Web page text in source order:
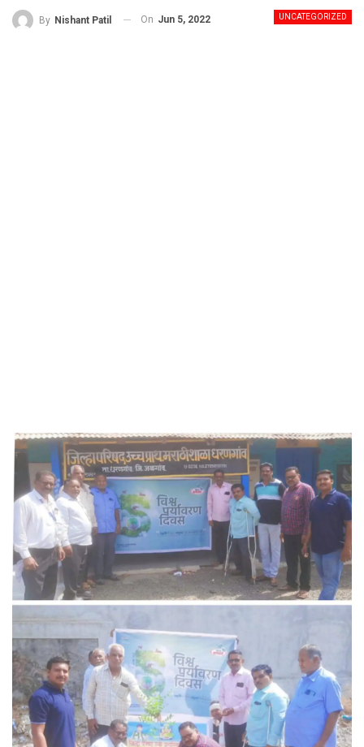
UNCATEGORIZED
By Nishant Patil On Jun 5, 2022